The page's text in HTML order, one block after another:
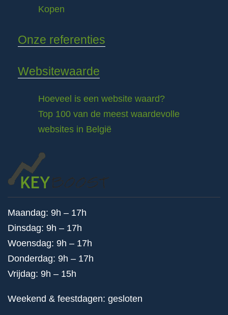
Kopen
Onze referenties
Websitewaarde
Hoeveel is een website waard?
Top 100 van de meest waardevolle
websites in België
Maandag: 9h – 17h
Dinsdag: 9h – 17h
Woensdag: 9h – 17h
Donderdag: 9h – 17h
Vrijdag: 9h – 15h
Weekend & feestdagen: gesloten